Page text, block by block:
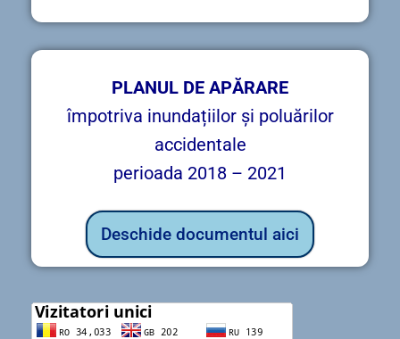
PLANUL DE APĂRARE
împotriva inundațiilor și poluărilor
accidentale
perioada 2018 – 2021
Deschide documentul aici